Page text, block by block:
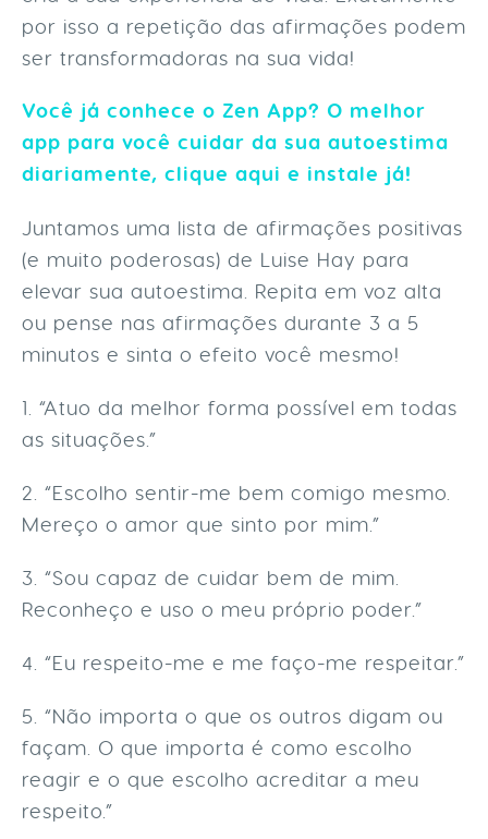
por isso a repetição das afirmações podem
ser transformadoras na sua vida!
Você já conhece o Zen App? O melhor
app para você cuidar da sua autoestima
diariamente, clique aqui e instale já!
Juntamos uma lista de afirmações positivas
(e muito poderosas) de Luise Hay para
elevar sua autoestima. Repita em voz alta
ou pense nas afirmações durante 3 a 5
minutos e sinta o efeito você mesmo!
1. “Atuo da melhor forma possível em todas
as situações.”
2. “Escolho sentir-me bem comigo mesmo.
Mereço o amor que sinto por mim.”
3. “Sou capaz de cuidar bem de mim.
Reconheço e uso o meu próprio poder.”
4. “Eu respeito-me e me faço-me respeitar.”
5. “Não importa o que os outros digam ou
façam. O que importa é como escolho
reagir e o que escolho acreditar a meu
respeito.”